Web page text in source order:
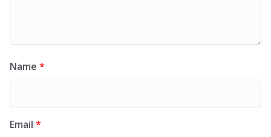
Name *
Email *